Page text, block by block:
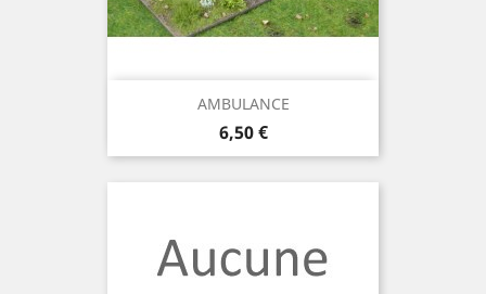
AMBULANCE
Prix
6,50 €